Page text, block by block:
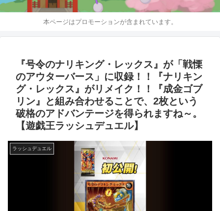
本ページはプロモーションが含まれています。
『号令のナリキング・レックス』が「戦慄
のアウターバース」に収録！！『ナリキン
グ・レックス』がリメイク！！『成金ゴブ
リン』と組み合わせることで、2枚という
破格のアドバンテージを得られますね～。
【遊戯王ラッシュデュエル】
ラッシュデュエル